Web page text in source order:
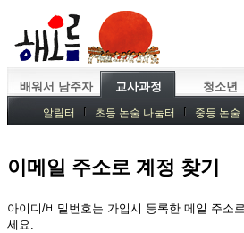
배워서 남주자 교사과정 청소년
알림터 초등 논술 나눔터 중등 논술
이메일 주소로 계정 찾기
아이디/비밀번호는 가입시 등록한 메일 주소
세요.